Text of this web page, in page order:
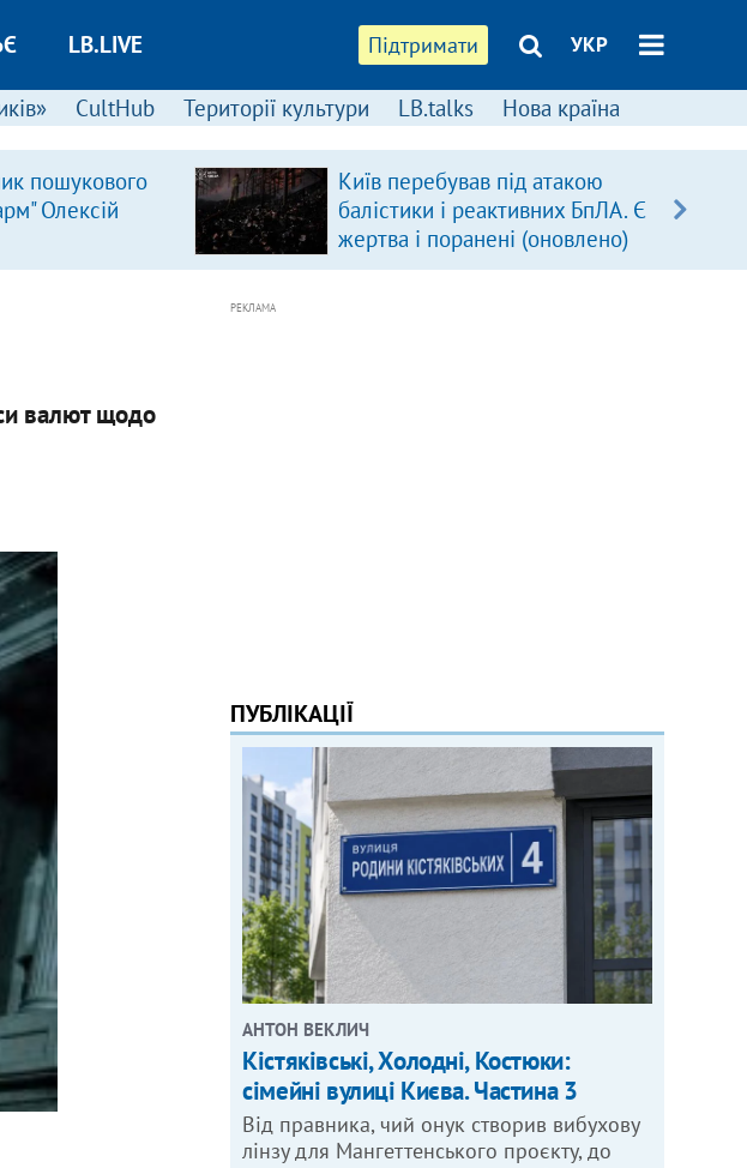
Підтримати УКР
LB.LIVE
CultHub Території культури LB.talks Нова країна
пошукового
Олексій
Київ перебував під атакою
балістики і реактивних БпЛА. Є
жертва і поранені (оновлено)
валют щодо
РЕКЛАМА
ПУБЛІКАЦІЇ
АНТОН ВЕКЛИЧ
Кістяківські, Холодні, Костюки:
сімейні вулиці Києва. Частина 3
Від правника, чий онук створив вибухову
лінзу для Мангеттенського проєкту, до